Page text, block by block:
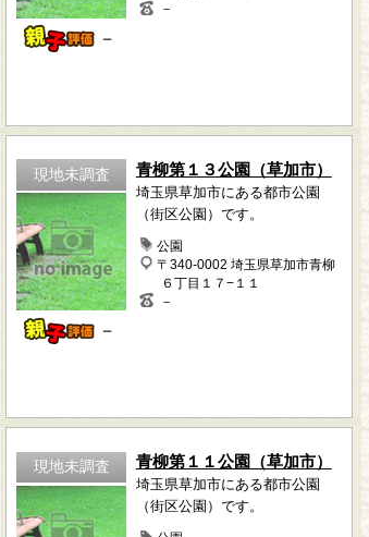
－
－
現地未調査
－
青柳第１３公園（草加市）
埼玉県草加市にある都市公園
（街区公園）です。
公園
〒340-0002 埼玉県草加市青柳
６丁目１７−１１
－
現地未調査 青柳第１１公園（草加市）
埼玉県草加市にある都市公園
（街区公園）です。